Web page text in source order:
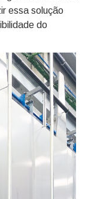
essa solução
do